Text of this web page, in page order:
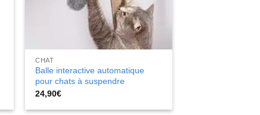
CHAT
Balle interactive automatique
pour chats à suspendre
24,90€